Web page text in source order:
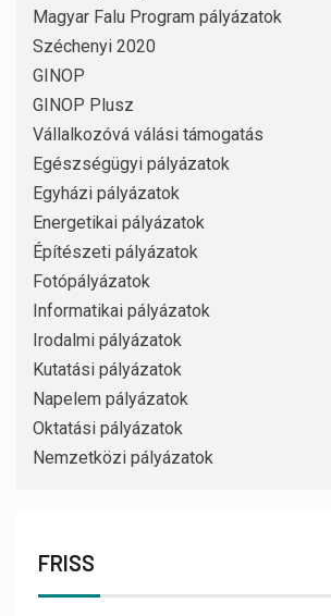
Magyar Falu Program pályázatok
Széchenyi 2020
GINOP
GINOP Plusz
Vállalkozóvá válási támogatás
Egészségügyi pályázatok
Egyházi pályázatok
Energetikai pályázatok
Építészeti pályázatok
Fotópályázatok
Informatikai pályázatok
Irodalmi pályázatok
Kutatási pályázatok
Napelem pályázatok
Oktatási pályázatok
Nemzetközi pályázatok
FRISS